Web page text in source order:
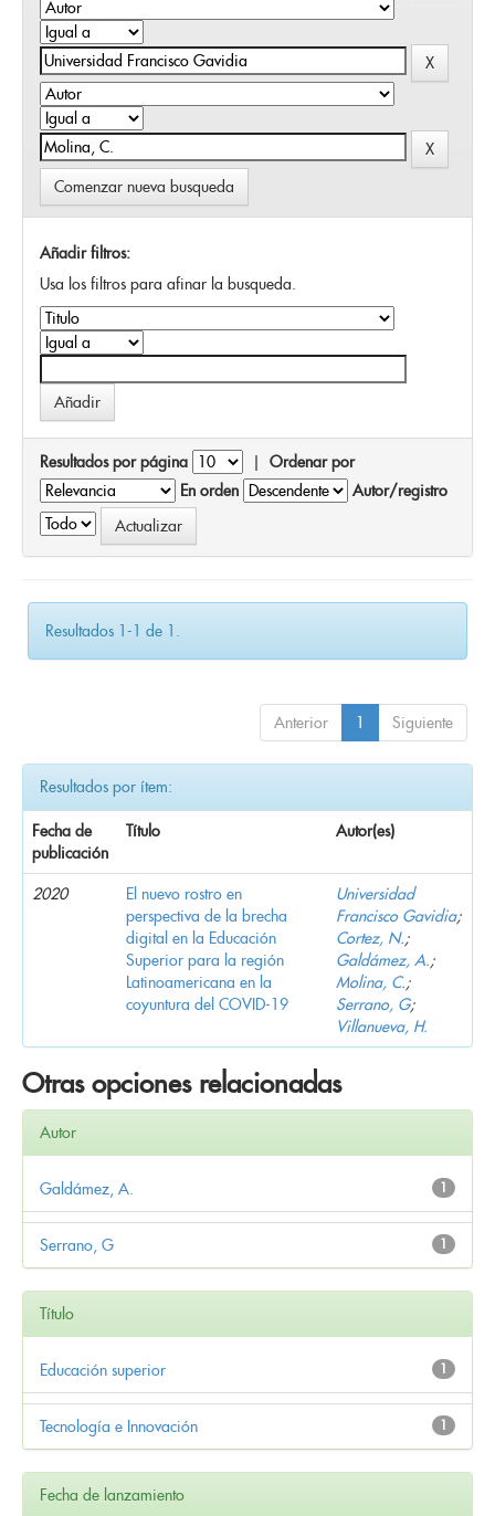
Comenzar nueva busqueda
Añadir filtros:
Usa los filtros para afinar la busqueda.
Resultados por página | Ordenar por
En orden
Autor/registro
Resultados 1-1 de 1.
Anterior 1 Siguiente
Resultados por ítem:
Fecha de
publicación
Título Autor(es)
2020
El nuevo rostro en
perspectiva de la brecha
digital en la Educación
Superior para la región
Latinoamericana en la
coyuntura del COVID-19
Universidad
Francisco Gavidia;
Cortez, N.;
Galdámez, A.;
Molina, C.;
Serrano, G;
Villanueva, H.
Otras opciones relacionadas
Autor
1
Galdámez, A.
1
Serrano, G
Título
1
Educación superior
1
Tecnología e Innovación
Fecha de lanzamiento